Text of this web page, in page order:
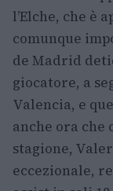
l’Elche, che è
comunque
de Madrid
giocatore, a
Valencia, e
anche ora che
stagione,
eccezionale,